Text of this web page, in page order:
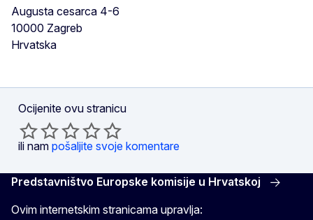
Augusta cesarca 4-6
10000 Zagreb
Hrvatska
Ocijenite ovu stranicu
ili nam pošaljite svoje komentare
Predstavništvo Europske komisije u Hrvatskoj
Ovim internetskim stranicama upravlja: